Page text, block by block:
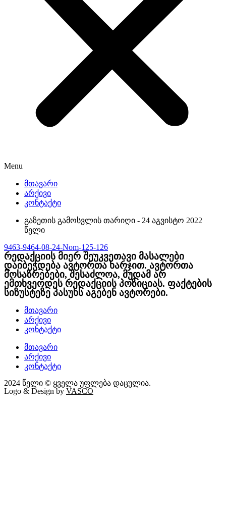
Menu
მთავარი
არქივი
კონტაქტი
გაზეთის გამოსვლის თარიღი - 24 აგვისტო 2022
წელი
9463-9464-08-24-Nom-125-126
რედაქციის მიერ შეუკვეთავი მასალები
დაიბეჭდება ავტორთა ხარჯით. ავტორთა
მოსაზრებები, შესაძლოა, მუდამ არ
ემთხვეოდეს რედაქციის პოზიციას. ფაქტების
სიზუსტეზე პასუხს აგებენ ავტორები.
მთავარი
არქივი
კონტაქტი
მთავარი
არქივი
კონტაქტი
2024 წელი © ყველა უფლება დაცულია.
Logo & Design by VASCO